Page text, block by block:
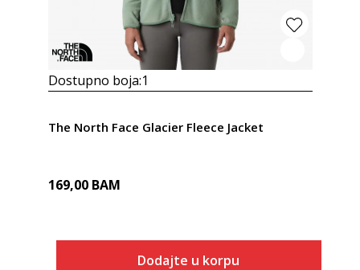
Dostupno boja:1
The North Face Glacier Fleece Jacket
169,00 BAM
Dodajte u korpu